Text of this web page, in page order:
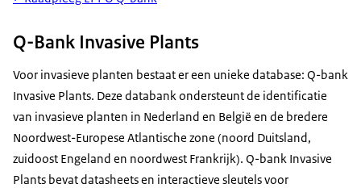
Q-Bank Invasive Plants
Voor invasieve planten bestaat er een unieke database: Q-bank
Invasive Plants. Deze databank ondersteunt de identificatie
van invasieve planten in Nederland en België en de bredere
Noordwest-Europese Atlantische zone (noord Duitsland,
zuidoost Engeland en noordwest Frankrijk). Q-bank Invasive
Plants bevat datasheets en interactieve sleutels voor